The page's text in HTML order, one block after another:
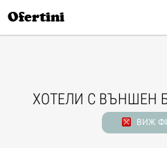
Ofertini
ХОТЕЛИ С ВЪНШЕН
ВИЖ